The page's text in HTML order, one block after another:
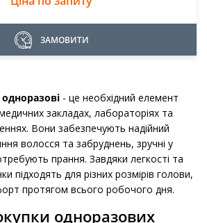
ЗАМОВИТИ
- це необхідний елемент
медичних закладах, лабораторіях та
Вони забезпечують надійний
волосся та забруднень, зручні у
прання. Завдяки легкості та
підходять для різних розмірів голови,
протягом всього робочого дня.
одноразових